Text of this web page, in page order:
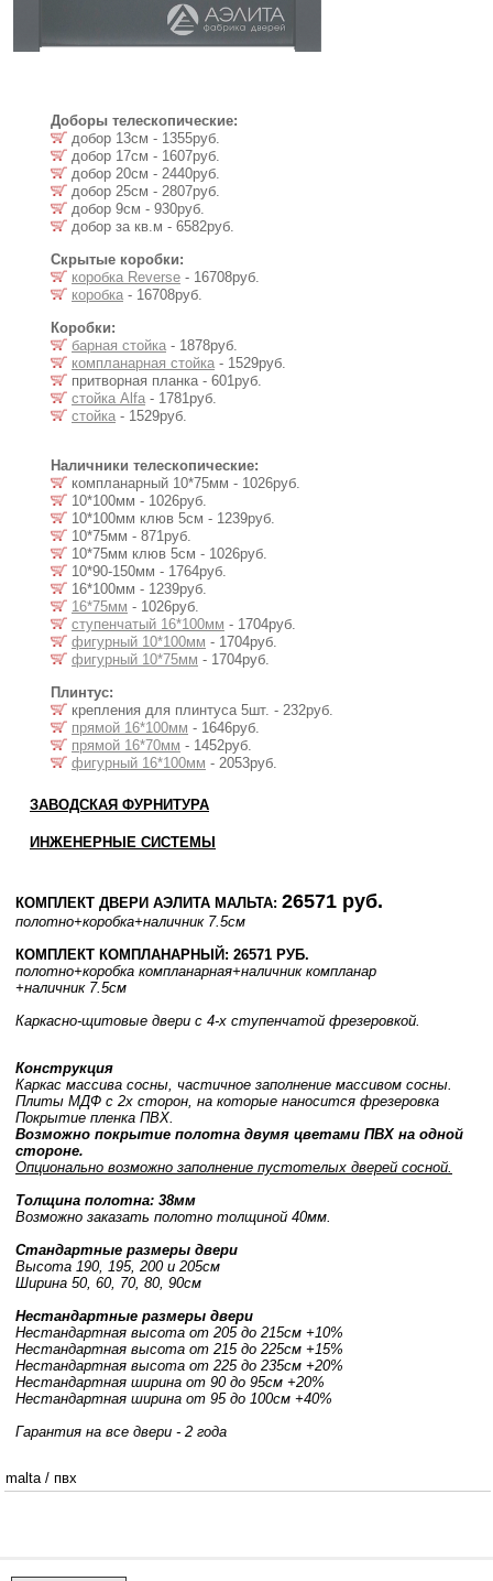
Доборы телескопические:
добор 13см - 1355руб.
добор 17см - 1607руб.
добор 20см - 2440руб.
добор 25см - 2807руб.
добор 9см - 930руб.
добор за кв.м - 6582руб.
Скрытые коробки:
коробка Reverse - 16708руб.
коробка - 16708руб.
Коробки:
барная стойка - 1878руб.
компланарная стойка - 1529руб.
притворная планка - 601руб.
стойка Alfa - 1781руб.
стойка - 1529руб.
Наличники телескопические:
компланарный 10*75мм - 1026руб.
10*100мм - 1026руб.
10*100мм клюв 5см - 1239руб.
10*75мм - 871руб.
10*75мм клюв 5см - 1026руб.
10*90-150мм - 1764руб.
16*100мм - 1239руб.
16*75мм - 1026руб.
ступенчатый 16*100мм - 1704руб.
фигурный 10*100мм - 1704руб.
фигурный 10*75мм - 1704руб.
Плинтус:
крепления для плинтуса 5шт. - 232руб.
прямой 16*100мм - 1646руб.
прямой 16*70мм - 1452руб.
фигурный 16*100мм - 2053руб.
ЗАВОДСКАЯ ФУРНИТУРА
ИНЖЕНЕРНЫЕ СИСТЕМЫ
КОМПЛЕКТ ДВЕРИ АЭЛИТА МАЛЬТА: 26571 руб.
полотно+коробка+наличник 7.5см
КОМПЛЕКТ КОМПЛАНАРНЫЙ: 26571 РУБ.
полотно+коробка компланарная+наличник компланар
+наличник 7.5см
Каркасно-щитовые двери с 4-х ступенчатой фрезеровкой.
Конструкция
Каркас массива сосны, частичное заполнение массивом сосны.
Плиты МДФ с 2х сторон, на которые наносится фрезеровка
Покрытие пленка ПВХ.
Возможно покрытие полотна двумя цветами ПВХ на одной
стороне.
Опционально возможно заполнение пустотелых дверей сосной.
Толщина полотна: 38мм
Возможно заказать полотно толщиной 40мм.
Стандартные размеры двери
Высота 190, 195, 200 и 205см
Ширина 50, 60, 70, 80, 90см
Нестандартные размеры двери
Нестандартная высота от 205 до 215см +10%
Нестандартная высота от 215 до 225см +15%
Нестандартная высота от 225 до 235см +20%
Нестандартная ширина от 90 до 95см +20%
Нестандартная ширина от 95 до 100см +40%
Гарантия на все двери - 2 года
malta/ пвх